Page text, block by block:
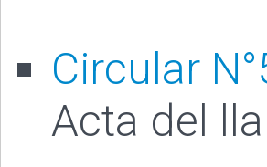
Circular
Acta del